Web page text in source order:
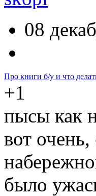
08
Про книги б/у и что
+1
пысы как
вот очень,
было